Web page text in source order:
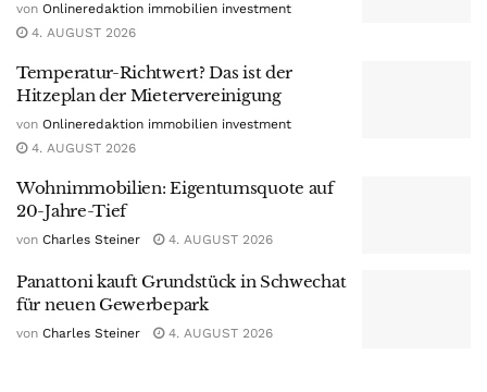
von Onlineredaktion immobilien investment
4. AUGUST 2026
Temperatur-Richtwert? Das ist der
Hitzeplan der Mietervereinigung
von Onlineredaktion immobilien investment
4. AUGUST 2026
Wohnimmobilien: Eigentumsquote auf
20-Jahre-Tief
von Charles Steiner 4. AUGUST 2026
Panattoni kauft Grundstück in Schwechat
für neuen Gewerbepark
von Charles Steiner 4. AUGUST 2026